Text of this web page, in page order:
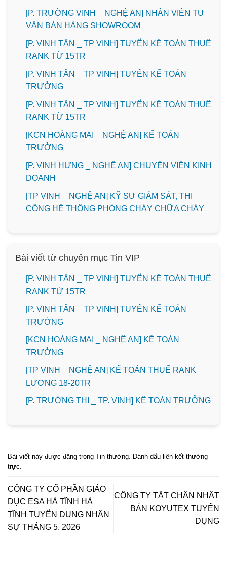
[P. TRƯỜNG VINH _ NGHỆ AN] NHÂN VIÊN TƯ
VẤN BÁN HÀNG SHOWROOM
[P. VINH TÂN _ TP VINH] TUYỂN KẾ TOÁN THUẾ
RANK TỪ 15TR
[P. VINH TÂN _ TP VINH] TUYỂN KẾ TOÁN
TRƯỞNG
[P. VINH TÂN _ TP VINH] TUYỂN KẾ TOÁN THUẾ
RANK TỪ 15TR
️[KCN HOÀNG MAI _ NGHỆ AN] KẾ TOÁN
TRƯỞNG
️[P. VINH HƯNG _ NGHỆ AN] CHUYÊN VIÊN KINH
DOANH
[TP VINH _ NGHỆ AN] KỸ SƯ GIÁM SÁT, THI
CÔNG HỆ THỐNG PHÒNG CHÁY CHỮA CHÁY
Bài viết từ chuyên mục Tin VIP
[P. VINH TÂN _ TP VINH] TUYỂN KẾ TOÁN THUẾ
RANK TỪ 15TR
[P. VINH TÂN _ TP VINH] TUYỂN KẾ TOÁN
TRƯỞNG
️[KCN HOÀNG MAI _ NGHỆ AN] KẾ TOÁN
TRƯỞNG
[TP VINH _ NGHỆ AN] KẾ TOÁN THUẾ RANK
LƯƠNG 18-20TR
️[P. TRƯỜNG THI _ TP. VINH] KẾ TOÁN TRƯỞNG
Bài viết này được đăng trong Tin thường . Đánh dấu liên kết thường
trực
CÔNG TY CỔ PHẦN GIÁO
DỤC ESA HÀ TĨNH HÀ
TĨNH TUYỂN DỤNG NHÂN
SỰ THÁNG 5. 2026
CÔNG TY TẤT CHÂN NHẬT
BẢN KOYUTEX TUYỂN
DỤNG